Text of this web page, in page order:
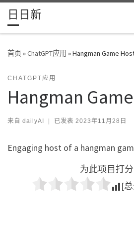
Skip to content
日日新
首页»ChatGPT应用 »Hangman Game
CHATGPT应用
Hangman
来自 dailyAI | 已发表 2023年11月28日
Engaging host of a hangman
为此项目打
[